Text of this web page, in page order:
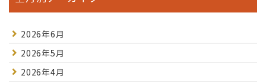
2026年6月
2026年5月
2026年4月